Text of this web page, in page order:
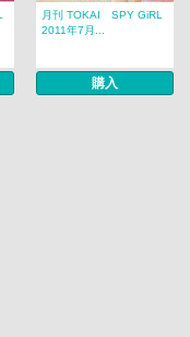
月刊 TOKAI SPY GiRL
2011年7月...
購入